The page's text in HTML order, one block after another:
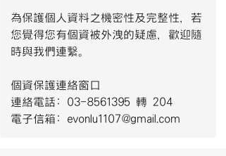
遊樂設施管理規範2.png
S__4137014.jpg
為保護個人資料之機密性及完整性，若
您覺得您有個資被外洩的疑慮，歡迎隨
時與我們連繫。
個資保護連絡窗口
連絡電話: 03-8561395 轉 204
電子信箱: evonlu1107@gmail.com